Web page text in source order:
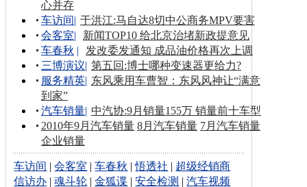
心并存
车访间| 于洪江:马自达8切中公商务MPV要害
会客室|
新闻TOP10 给北京治堵新政提意见
车春秋 |
发改委发通知 成品油价格再次上调
三博演议| 第五回:博士哪种变速器更给力?
服务精英| 东风乘用车曹智：东风风神让“满意
到家”
汽车销量| 中汽协:9月销量155万 销量前十车型
2010年9月汽车销量 8月汽车销量 7月汽车销量
企业销量
车访间 |会客室 |车春秋 |悟透社 | 超级经销商
信访办 |魂斗轮 |金狐谍 |安全检测 |汽车视频